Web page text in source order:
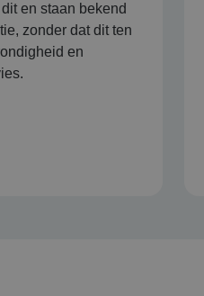
en staan bekend
zonder dat dit ten
en